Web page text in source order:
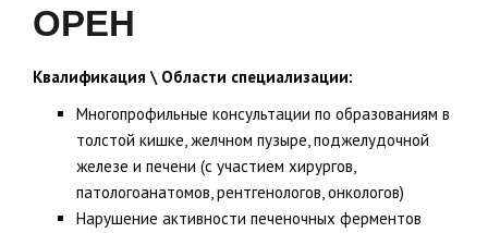
ОРЕН
Квалификация \ Области специализации:
Многопрофильные консультации по образованиям в
толстой кишке, желчном пузыре, поджелудочной
железе и печени (с участием хирургов,
патологоанатомов, рентгенологов, онкологов)
Нарушение активности печеночных ферментов